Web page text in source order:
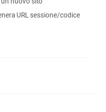
URL sessione/codice